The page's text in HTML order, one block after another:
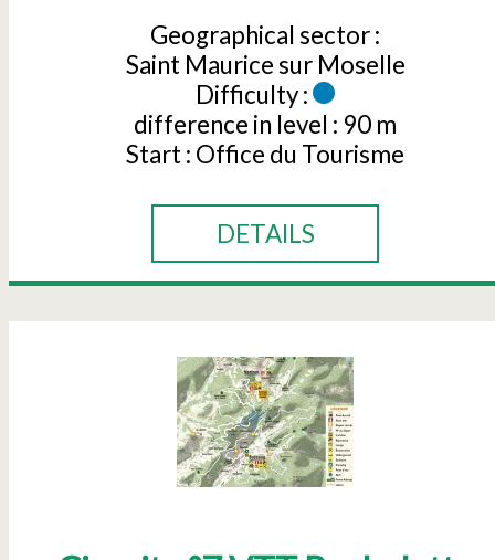
Geographical sector :
Saint Maurice sur Moselle
Difficulty :
difference in level : 90 m
Start : Office du Tourisme
DETAILS